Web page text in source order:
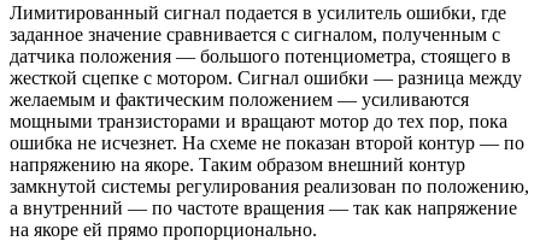
Лимитированный сигнал подается в усилитель ошибки, где
заданное значение сравнивается с сигналом, полученным с
датчика положения — большого потенциометра, стоящего в
жесткой сцепке с мотором. Сигнал ошибки — разница между
желаемым и фактическим положением — усиливаются
мощными транзисторами и вращают мотор до тех пор, пока
ошибка не исчезнет. На схеме не показан второй контур — по
напряжению на якоре. Таким образом внешний контур
замкнутой системы регулирования реализован по положению,
а внутренний — по частоте вращения — так как напряжение
на якоре ей прямо пропорционально.